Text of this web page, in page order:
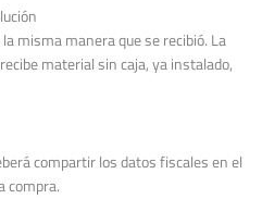
misma manera que se recibió. La
material sin caja, ya instalado,
compartir los datos fiscales en el
compra.